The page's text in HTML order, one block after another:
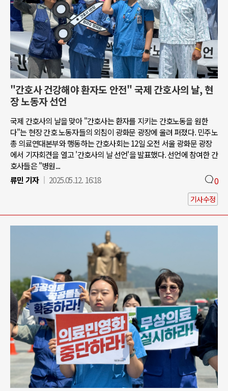
"간호사 건강해야 환자도 안전" 국제 간호사의 날, 현
장 노동자 선언
국제 간호사의 날을 맞아 "간호사는 환자를 지키는 간호노동을 원한
다"는 현장 간호 노동자들의 외침이 광화문 광장에 울려 퍼졌다. 민주노
총 의료연대본부와 행동하는 간호사회는 12일 오전 서울 광화문 광장
에서 기자회견을 열고 '간호사의 날 선언'을 발표했다. 선언에 참여한 간
호사들은 "병원...
류민 기자
2025.05.12. 16:18 0
기사수정